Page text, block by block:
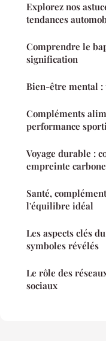
Explorez nos
tendances
Comprendre le
signification
Bien-être mental :
Compléments
performance
Voyage durable :
empreinte carbone
Santé,
l'équilibre idéal
Les aspects clés
symboles révélés
Le rôle des
sociaux